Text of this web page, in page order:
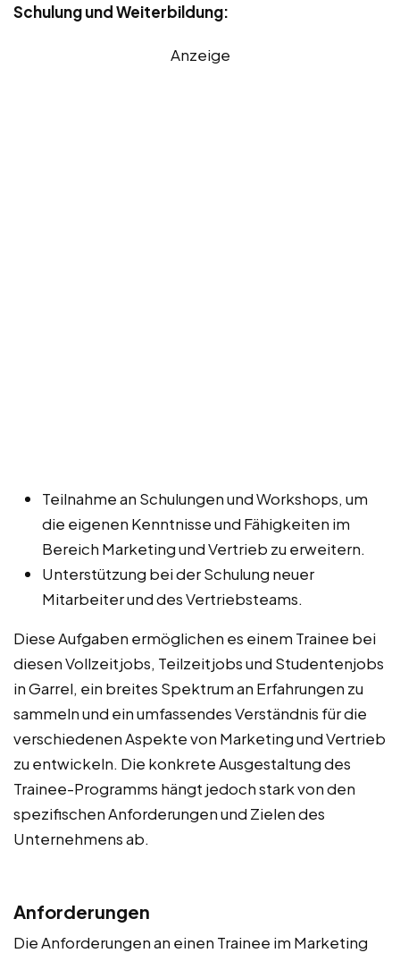
Schulung und Weiterbildung:
Anzeige
Teilnahme an Schulungen und Workshops, um
die eigenen Kenntnisse und Fähigkeiten im
Bereich Marketing und Vertrieb zu erweitern.
Unterstützung bei der Schulung neuer
Mitarbeiter und des Vertriebsteams.
Diese Aufgaben ermöglichen es einem Trainee bei
diesen Vollzeitjobs, Teilzeitjobs und Studentenjobs
in Garrel, ein breites Spektrum an Erfahrungen zu
sammeln und ein umfassendes Verständnis für die
verschiedenen Aspekte von Marketing und Vertrieb
zu entwickeln. Die konkrete Ausgestaltung des
Trainee-Programms hängt jedoch stark von den
spezifischen Anforderungen und Zielen des
Unternehmens ab.
Anforderungen
Die Anforderungen an einen Trainee im Marketing